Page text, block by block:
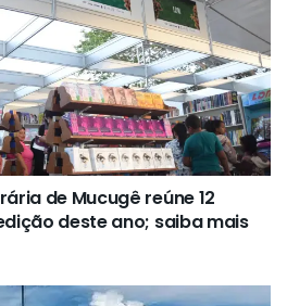
de Mucugê reúne 12
deste ano; saiba mais